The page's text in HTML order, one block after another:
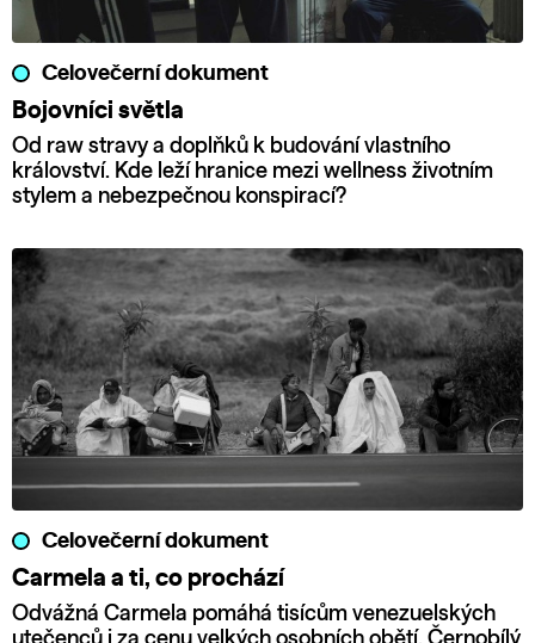
Celovečerní dokument
Bojovníci světla
Od raw stravy a doplňků k budování vlastního
království. Kde leží hranice mezi wellness životním
stylem a nebezpečnou konspirací?
Celovečerní dokument
Carmela a ti, co prochází
Odvážná Carmela pomáhá tisícům venezuelských